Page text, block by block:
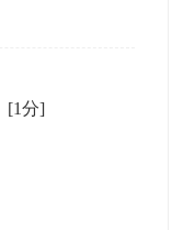
[1分]